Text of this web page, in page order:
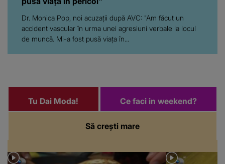
Dr. Monica Pop, noi acuzații după AVC: "Am făcut un
accident vascular în urma unei agresiuni verbale la locul
de muncă. Mi-a fost pusă viața în...
Să crești mare
Tu Dai Moda! Ce faci in weekend?